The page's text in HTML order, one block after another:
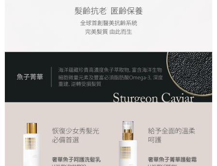
每筆NT$120，滿NT$2,000(含以上)免運費